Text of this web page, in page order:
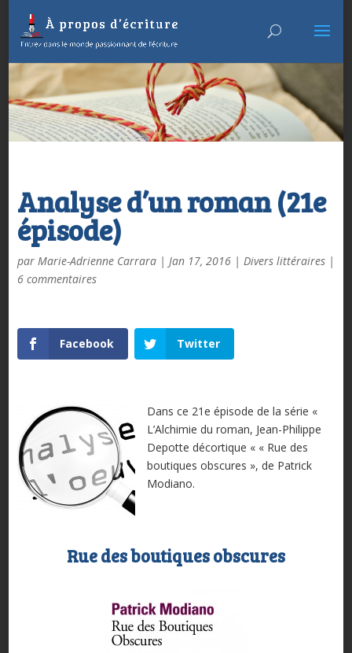
Analyse d’un roman (21e
épisode)
par Marie-Adrienne Carrara| Jan 17, 2016| Divers littéraires|
6 commentaires
Facebook Twitter
Dans ce 21e épisode de la série «
L’Alchimie du roman, Jean-Philippe
Depotte décortique « « Rue des
boutiques obscures », de Patrick
Modiano.
Rue des boutiques obscures